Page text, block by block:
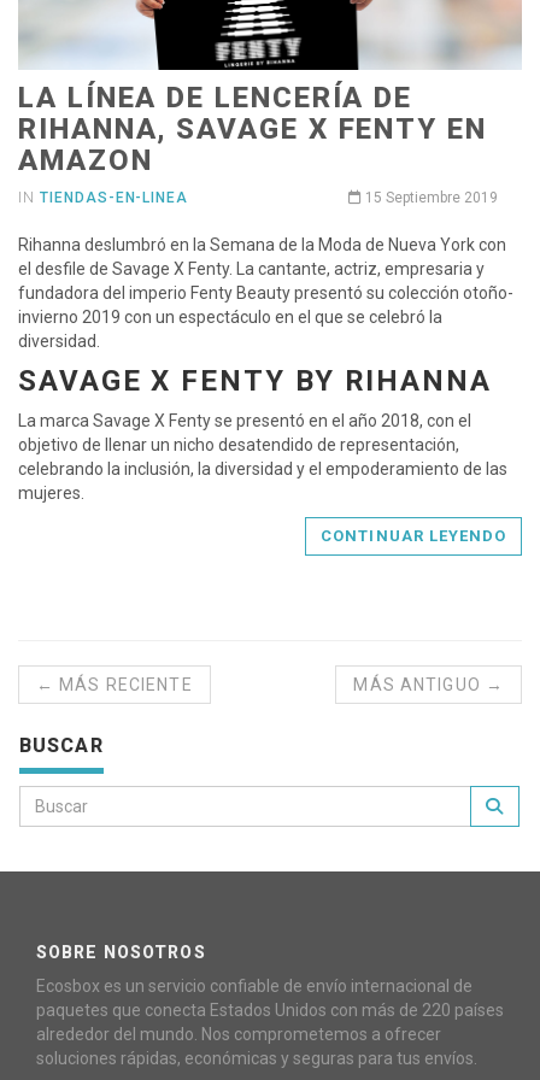
LA LÍNEA DE LENCERÍA DE
RIHANNA, SAVAGE X FENTY EN
AMAZON
IN TIENDAS-EN-LINEA 15 Septiembre 2019
Rihanna deslumbró en la Semana de la Moda de Nueva York con
el desfile de Savage X Fenty. La cantante, actriz, empresaria y
fundadora del imperio Fenty Beauty presentó su colección otoño-
invierno 2019 con un espectáculo en el que se celebró la
diversidad.
SAVAGE X FENTY BY RIHANNA
La marca Savage X Fenty se presentó en el año 2018, con el
objetivo de llenar un nicho desatendido de representación,
celebrando la inclusión, la diversidad y el empoderamiento de las
mujeres.
CONTINUAR LEYENDO
← MÁS RECIENTE MÁS ANTIGUO →
BUSCAR
SOBRE NOSOTROS
Ecosbox es un servicio confiable de envío internacional de
paquetes que conecta Estados Unidos con más de 220 países
alrededor del mundo. Nos comprometemos a ofrecer
soluciones rápidas, económicas y seguras para tus envíos.